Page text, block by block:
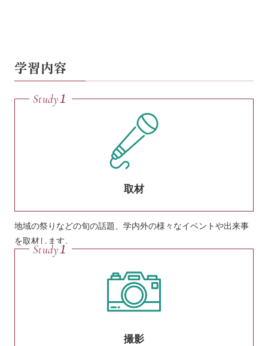
学習内容
取材
地域の祭りなどの旬の話題、学内外の様々なイベントや出来事
を取材します。
撮影